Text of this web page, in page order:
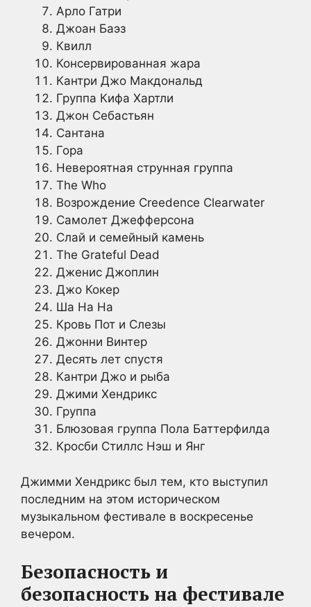
Арло Гатри
Джоан Баэз
Квилл
Консервированная жара
Кантри Джо Макдональд
Группа Кифа Хартли
Джон Себастьян
Сантана
Гора
Невероятная струнная группа
The Who
Возрождение Creedence Clearwater
Самолет Джефферсона
Слай и семейный камень
The Grateful Dead
Дженис Джоплин
Джо Кокер
Ша На На
Кровь Пот и Слезы
Джонни Винтер
Десять лет спустя
Кантри Джо и рыба
Джими Хендрикс
Группа
Блюзовая группа Пола Баттерфилда
Кросби Стиллс Нэш и Янг
Джимми Хендрикс был тем, кто выступил
последним на этом историческом
музыкальном фестивале в воскресенье
вечером.
Безопасность и
безопасность на фестивале